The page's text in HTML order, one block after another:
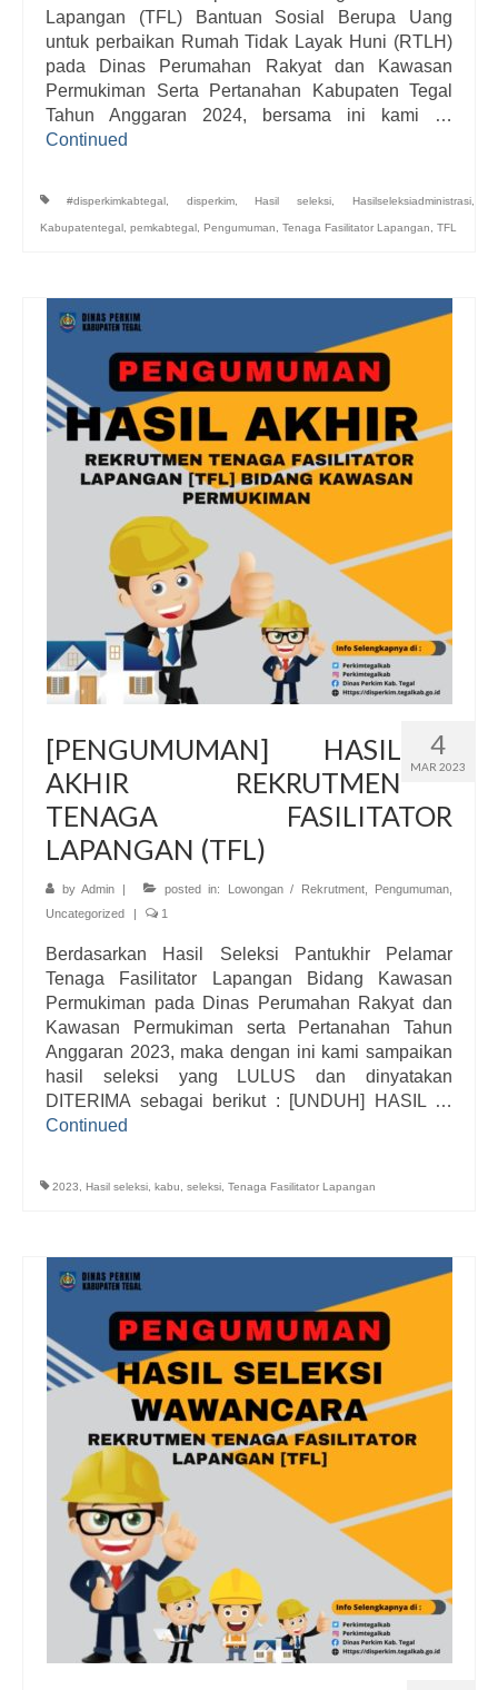
Lapangan (TFL) Bantuan Sosial Berupa Uang
untuk perbaikan Rumah Tidak Layak Huni (RTLH)
pada Dinas Perumahan Rakyat dan Kawasan
Permukiman Serta Pertanahan Kabupaten Tegal
Tahun Anggaran 2024, bersama ini kami …
Continued
#disperkimkabtegal, disperkim,Hasil seleksi,Hasilseleksiadministrasi,
Kabupatentegal, pemkabtegal, Pengumuman, Tenaga Fasilitator Lapangan, TFL
4
MAR 2023
[PENGUMUMAN] HASIL
AKHIR REKRUTMEN
TENAGA FASILITATOR
LAPANGAN (TFL)
by Admin posted in: Lowongan / Rekrutment, Pengumuman
Uncategorized
1
Berdasarkan Hasil Seleksi Pantukhir Pelamar
Tenaga Fasilitator Lapangan Bidang Kawasan
Permukiman pada Dinas Perumahan Rakyat dan
Kawasan Permukiman serta Pertanahan Tahun
Anggaran 2023, maka dengan ini kami sampaikan
hasil seleksi yang LULUS dan dinyatakan
DITERIMA sebagai berikut : [UNDUH] HASIL …
Continued
2023, Hasil seleksi, kabu, seleksi, Tenaga Fasilitator Lapangan